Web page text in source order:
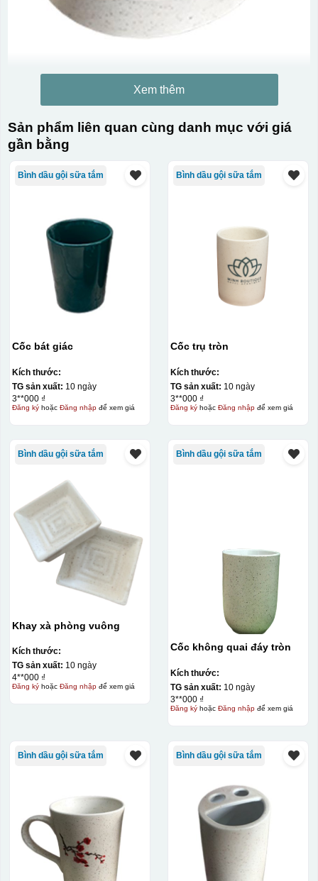
Men trơn
Men hỏa biến
Xem thêm
Sản phẩm liên quan cùng danh mục với giá
gần bằng
Bình dầu gội sữa tắm
Cốc bát giác
Kích thước:
TG sản xuất: 10 ngày
3**000 ₫
Đăng kýhoặc Đăng nhậpđể xem giá
Bình dầu gội sữa tắm
Cốc trụ tròn
Kích thước:
TG sản xuất: 10 ngày
3**000 ₫
Đăng kýhoặc Đăng nhậpđể xem giá
Bình dầu gội sữa tắm
Khay xà phòng vuông
Kích thước:
TG sản xuất: 10 ngày
4**000 ₫
Đăng kýhoặc Đăng nhậpđể xem giá
Bình dầu gội sữa tắm
Cốc không quai đáy tròn
Kích thước:
TG sản xuất: 10 ngày
3**000 ₫
Đăng kýhoặc Đăng nhậpđể xem giá
Bình dầu gội sữa tắm Bình dầu gội sữa tắm